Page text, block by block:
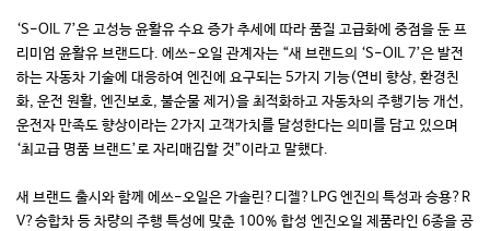
‘S-OIL 7’은 고성능 윤활유 수요 증가 추세에 따라 품질 고급화에 중점을 둔 프
리미엄 윤활유 브랜드다. 에쓰-오일 관계자는 “새 브랜드의 ‘S-OIL 7’은 발전
하는 자동차 기술에 대응하여 엔진에 요구되는 5가지 기능(연비 향상, 환경친
화, 운전 원활, 엔진보호, 불순물 제거)을 최적화하고 자동차의 주행기능 개선,
운전자 만족도 향상이라는 2가지 고객가치를 달성한다는 의미를 담고 있으며
‘최고급 명품 브랜드’로 자리매김할 것”이라고 말했다.
새 브랜드 출시와 함께 에쓰-오일은 가솔린?디젤?LPG 엔진의 특성과 승용?R
V?승합차 등 차량의 주행 특성에 맞춘 100% 합성 엔진오일 제품라인 6종을 공